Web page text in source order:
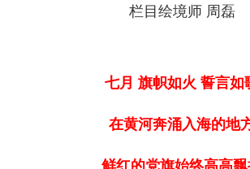
栏目绘境师 周磊
七月 旗帜如火 誓言如
在黄河奔涌入海的地
鲜红的党旗始终高高